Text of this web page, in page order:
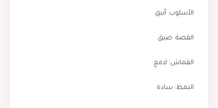
الأسلوب: أنيق
القصة: ضيق
القماش: لامع
النمط: سادة